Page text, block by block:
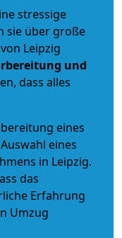
stressige
sie über große
Leipzig
und
dass alles
eines
eines
in Leipzig.
das
Erfahrung
Umzug